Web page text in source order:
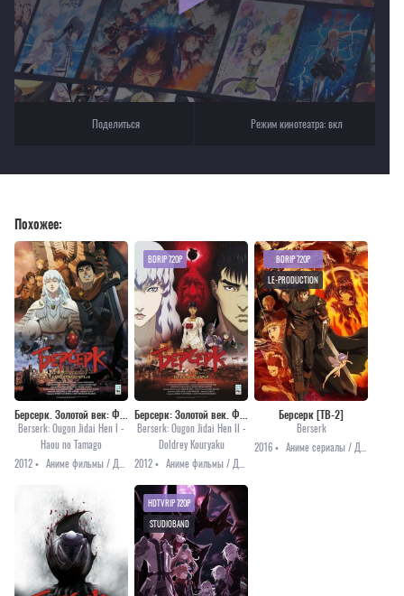
Поделиться Режим кинотеатра:вкл
Похожее:
Berserk: Ougon Jidai Hen I -
Haou no Tamago
2012 •
Berserk: Ougon Jidai Hen II -
Doldrey Kouryaku
2012 •
BDRIP 720P
Берсерк [ТВ-2]
Berserk
2016 •
BDRIP 720P
LE-PRODUCTION
HDTVRIP 720P
STUDIOBAND